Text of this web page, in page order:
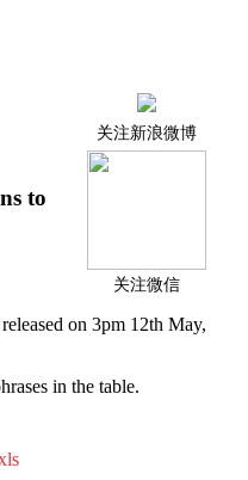
关注新浪微博
关注微信
to be released
on 3pm 12th May,
in the table.